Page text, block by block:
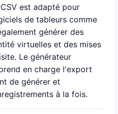
est adapté pour
de tableurs comme
générer des
virtuelles et des mises
Le générateur
en charge l'export
de générer et
à la fois.